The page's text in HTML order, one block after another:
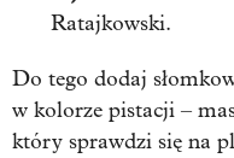
Ratajkowski.
Do tego dodaj
w kolorze pistacji –
który sprawdzi się na